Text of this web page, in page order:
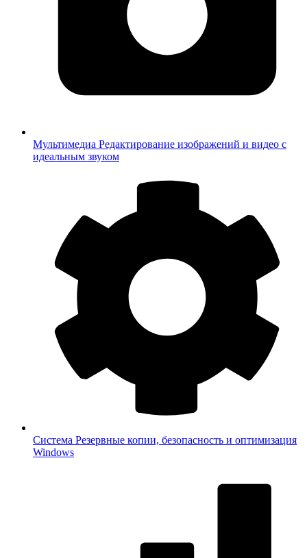
Мультимедиа Редактирование изображений и видео с
идеальным звуком
Система Резервные копии, безопасность и оптимизация
Windows